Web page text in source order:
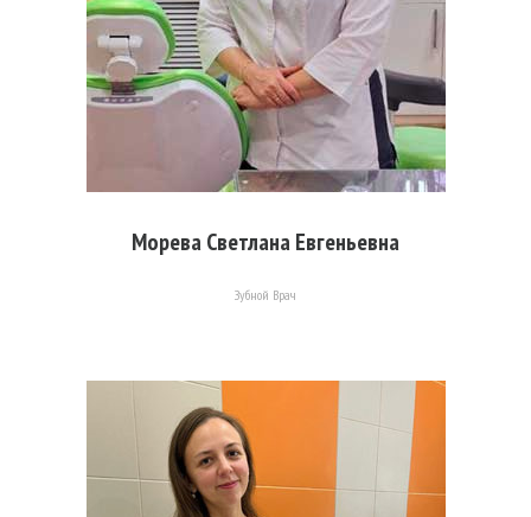
Морева Светлана Евгеньевна
Зубной Врач